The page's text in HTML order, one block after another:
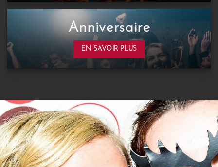
Anniversaire
EN SAVOIR PLUS